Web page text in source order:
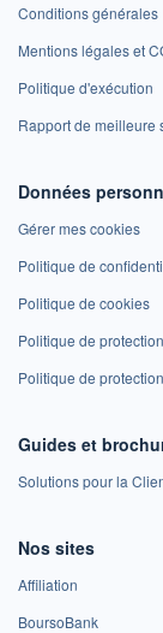
Conditions générales
Mentions légales et
Politique d'exécution
Rapport de meilleure
Données
Gérer mes cookies
Politique de
Politique de cookies
Politique de
Politique de
Guides et
Solutions pour la
Nos sites
Affiliation
BoursoBank